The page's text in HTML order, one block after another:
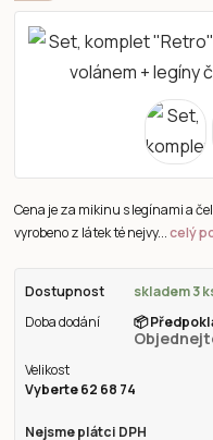
Cena je za mikinu s legínami a
vyrobeno z látek té nejvy...celý
Dostupnost
skladem 3
Doba dodání
📦
Velikost
Vyberte 62 68 74
Nejsme plátci DPH